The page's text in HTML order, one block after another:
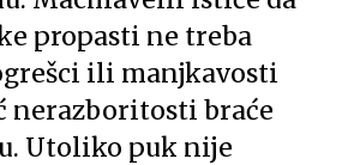
propasti ne treba
ili manjkavosti
nerazboritosti braće
Utoliko puk nije